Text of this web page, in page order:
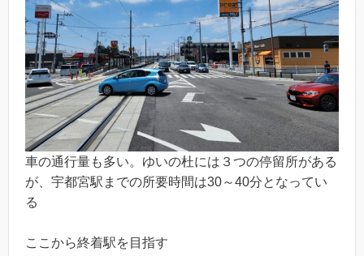
車の通行量も多い。ゆいの杜には３つの停留所がある
が、宇都宮駅までの所要時間は30～40分となってい
る
ここから終着駅を目指す